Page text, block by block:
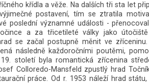
křídla a věže. Na dalších tři sta let
postavení, tím se ztratila
poslední významné události -
a za třicetileté války jako
se začal postupně měnit ve
následně každoročními poutěmi,
století byla romantická zřícenina
Colloredo-Mansfeld zpustlý hrad
práce. Od r. 1953 náleží hrad